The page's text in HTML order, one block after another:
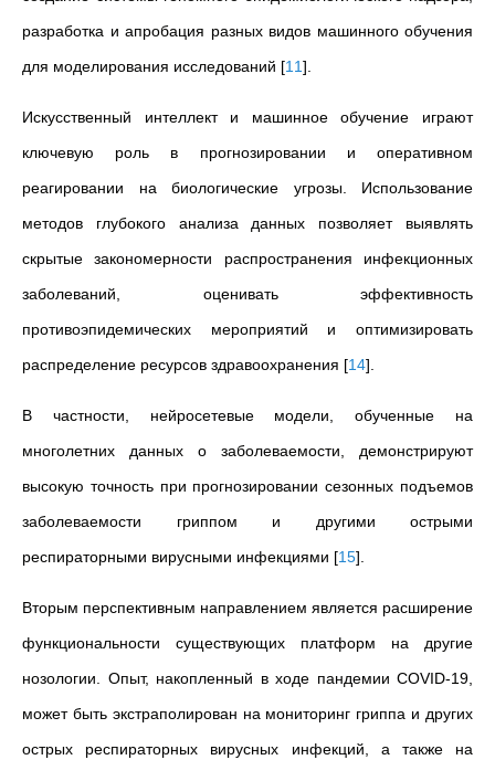
разработка и апробация разных видов машинного обучения
для моделирования исследований [11]
Искусственный интеллект и машинное обучение играют
ключевую роль в прогнозировании и оперативном
реагировании на биологические угрозы. Использование
методов глубокого анализа данных позволяет выявлять
скрытые закономерности распространения инфекционных
заболеваний, оценивать эффективность
противоэпидемических мероприятий и оптимизировать
распределение ресурсов здравоохранения [14]
В частности, нейросетевые модели, обученные на
многолетних данных о заболеваемости, демонстрируют
высокую точность при прогнозировании сезонных подъемов
заболеваемости гриппом и другими острыми
респираторными вирусными инфекциями [15]
Вторым перспективным направлением является расширение
функциональности существующих платформ на другие
нозологии. Опыт, накопленный в ходе пандемии COVID-19,
может быть экстраполирован на мониторинг гриппа и других
острых респираторных вирусных инфекций, а также на